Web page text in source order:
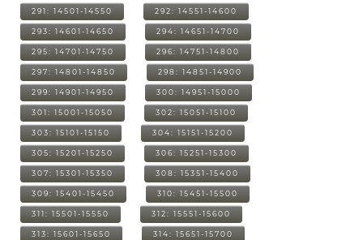
291: 14501-14550 292: 14551-14600
293: 14601-14650 294: 14651-14700
295: 14701-14750 296: 14751-14800
297: 14801-14850 298: 14851-14900
299: 14901-14950 300: 14951-15000
301: 15001-15050 302: 15051-15100
303: 15101-15150 304: 15151-15200
305: 15201-15250 306: 15251-15300
307: 15301-15350 308: 15351-15400
309: 15401-15450 310: 15451-15500
311: 15501-15550 312: 15551-15600
313: 15601-15650 314: 15651-15700